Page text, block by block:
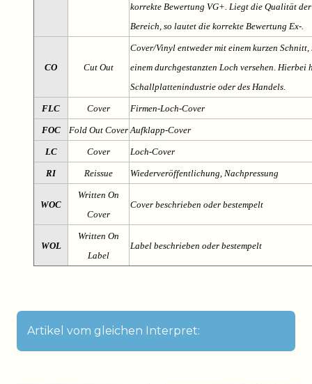
korrekte Bewertung VG+. Liegt die Qualität
Bereich, so lautet die korrekte Bewertung Ex-.
CO Cut Out
Cover/Vinyl entweder mit einem kurzen
einem durchgestanzten Loch versehen. Hierbei
Schallplattenindustrie oder des Handels.
FLC Cover Firmen-Loch-Cover
FOC Fold Out Cover Aufklapp-Cover
LC Cover Loch-Cover
RI Reissue Wiederveröffentlichung, Nachpressung
WOC
Written On
Cover
Cover beschrieben oder bestempelt
WOL
Written On
Label
Label beschrieben oder bestempelt
Artikel vom gleichen Interpret: